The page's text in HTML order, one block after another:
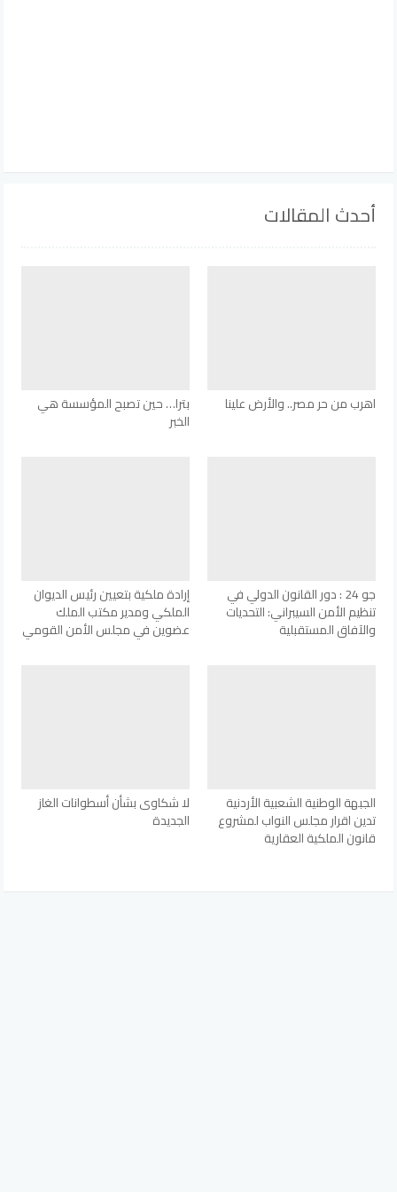
أحدث المقالات
اهرب من حر مصر.. والأرض علينا بترا… حين تصبح المؤسسة هي
الخبر
جو 24 : دور القانون الدولي في
تنظيم الأمن السيبراني: التحديات
والآفاق المستقبلية
إرادة ملكية بتعيين رئيس الديوان
الملكي ومدير مكتب الملك
عضوين في مجلس الأمن القومي
الجبهة الوطنية الشعبية الأردنية
تدين اقرار مجلس النواب لمشروع
قانون الملكية العقارية
لا شكاوى بشأن أسطوانات الغاز
الجديدة